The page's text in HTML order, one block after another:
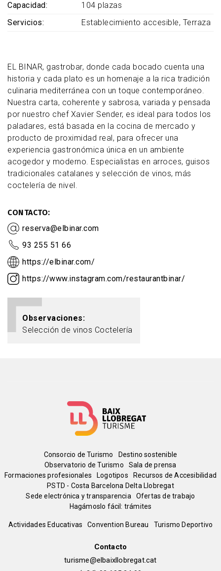
EL BINAR, gastrobar, donde cada bocado cuenta una
historia y cada plato es un homenaje a la rica tradición
culinaria mediterránea con un toque contemporáneo.
Nuestra carta, coherente y sabrosa, variada y pensada
por nuestro chef Xavier Sender, es ideal para todos los
paladares, está basada en la cocina de mercado y
producto de proximidad real, para ofrecer una
experiencia gastronómica única en un ambiente
acogedor y moderno. Especialistas en arroces, guisos
tradicionales catalanes y selección de vinos, más
coctelería de nivel.
CONTACTO
reserva@elbinar.com
93 255 51 66
https://elbinar.com/
https://www.instagram.com/restaurantbinar/
Capacidad
104 plazas
Servicios
Establecimiento accesible Terraza
Observaciones
Selección de vinos Coctelería
Menú
del
pie
Consorcio de Turismo
Destino sostenible
Observatorio de Turismo
Sala de prensa
Formaciones profesionales
Logotipos
Recursos de Accesibilidad
PSTD - Costa Barcelona Delta Llobregat
Sede electrónica y transparencia
Ofertas de trabajo
Hagámoslo fácil: trámites
Peu
Actividades Educativas Convention Bureau Turismo Deportivo
Contacto
turisme@elbaixllobregat.cat